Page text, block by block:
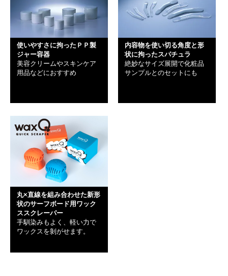
使いやすさに拘ったＰＰ製
ジャー容器
美容クリームやスキンケア
用品などにおすすめ
内容物を使い切る角度と形
状に拘ったスパチュラ
絶妙なサイズ展開で化粧品
サンプルとのセットにも
丸×直線を組み合わせた新形
状のサーフボード用ワック
ススクレーパー
手馴染みもよく、軽い力で
ワックスを剝がせます。